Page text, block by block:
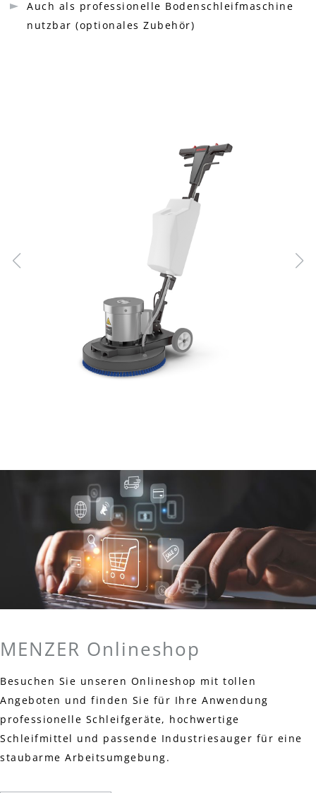
Auch als professionelle Bodenschleifmaschine
nutzbar (optionales Zubehör)
MENZER Onlineshop
Besuchen Sie unseren Onlineshop mit tollen
Angeboten und finden Sie für Ihre Anwendung
professionelle Schleifgeräte, hochwertige
Schleifmittel und passende Industriesauger für eine
staubarme Arbeitsumgebung.